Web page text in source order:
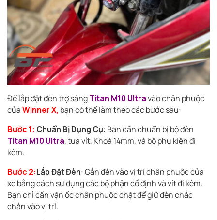
Để lắp đặt đèn trợ sángTitan M10 Ultravào chân phuộc
củaWinner X, bạn có thể làm theo các bước sau:
Bước 1: Chuẩn Bị Dụng Cụ: Bạn cần chuẩn bị bộ đèn
Titan M10 Ultra, tua vít, Khoá 14mm, và bộ phụ kiện đi
kèm.
Bước 2:Lắp Đặt Đèn: Gắn đèn vào vị trí chân phuộc của
xe bằng cách sử dụng các bộ phận cố định và vít đi kèm.
Bạn chỉ cần vặn ốc chân phuộc chặt để giữ đèn chắc
chắn vào vị trí.